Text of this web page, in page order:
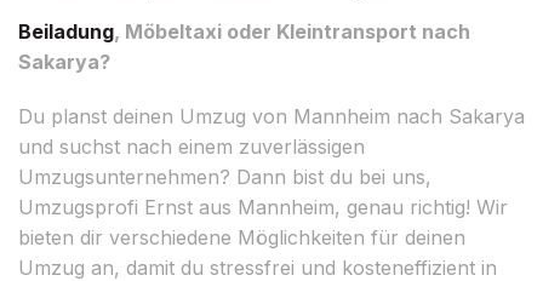
Beiladung, Möbeltaxi oder Kleintransport nach
Sakarya?
Du planst deinen Umzug von Mannheim nach Sakarya
und suchst nach einem zuverlässigen
Umzugsunternehmen? Dann bist du bei uns,
Umzugsprofi Ernst aus Mannheim, genau richtig! Wir
bieten dir verschiedene Möglichkeiten für deinen
Umzug an, damit du stressfrei und kosteneffizient in